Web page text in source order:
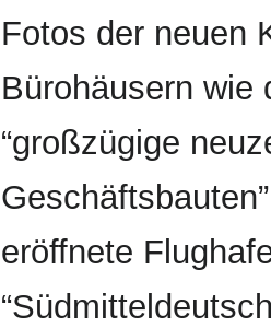
Fotos der neuen
Bürohäusern wie
“großzügige
eröffnete